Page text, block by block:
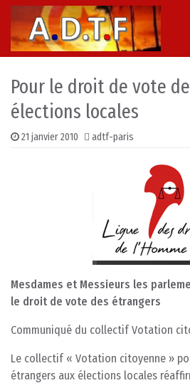
Skip to content
Main Navigation
Pour le droit de vote
élections locales
21 janvier 2010 adtf-paris
Mesdames et Messieurs les
le droit de vote des étrangers
Communiqué du collectif Votation
Le collectif « Votation citoyenne »
étrangers aux élections locales